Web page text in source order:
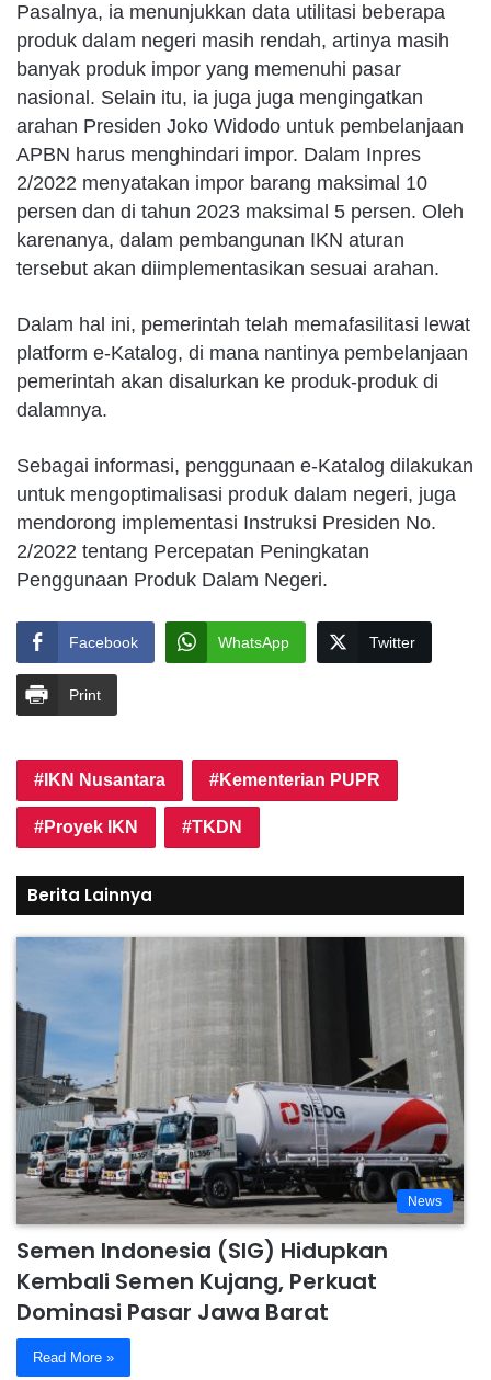
Pasalnya, ia menunjukkan data utilitasi beberapa
produk dalam negeri masih rendah, artinya masih
banyak produk impor yang memenuhi pasar
nasional. Selain itu, ia juga juga mengingatkan
arahan Presiden Joko Widodo untuk pembelanjaan
APBN harus menghindari impor. Dalam Inpres
2/2022 menyatakan impor barang maksimal 10
persen dan di tahun 2023 maksimal 5 persen. Oleh
karenanya, dalam pembangunan IKN aturan
tersebut akan diimplementasikan sesuai arahan.
Dalam hal ini, pemerintah telah memafasilitasi lewat
platform e-Katalog, di mana nantinya pembelanjaan
pemerintah akan disalurkan ke produk-produk di
dalamnya.
Sebagai informasi, penggunaan e-Katalog dilakukan
untuk mengoptimalisasi produk dalam negeri, juga
mendorong implementasi Instruksi Presiden No.
2/2022 tentang Percepatan Peningkatan
Penggunaan Produk Dalam Negeri.
Facebook WhatsApp Twitter
Print
IKN Nusantara Kementerian PUPR
Proyek IKN TKDN
Berita Lainnya
News
Semen Indonesia (SIG) Hidupkan
Kembali Semen Kujang, Perkuat
Dominasi Pasar Jawa Barat
Read More »